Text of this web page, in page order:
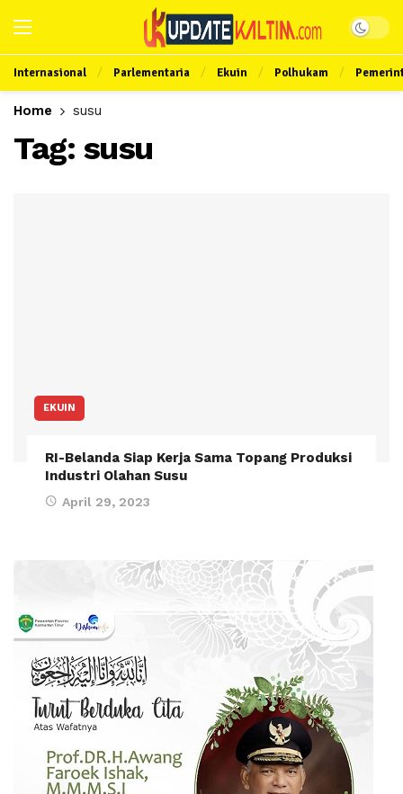
Internasional Parlementaria Ekuin Polhukam
Home susu
Tag: susu
EKUIN
RI-Belanda Siap Kerja Sama Topang Produksi
Industri Olahan Susu
April 29, 2023